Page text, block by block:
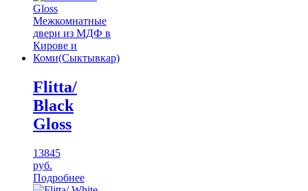
Flitta/
Black
Gloss
13845
руб.
Подробнее